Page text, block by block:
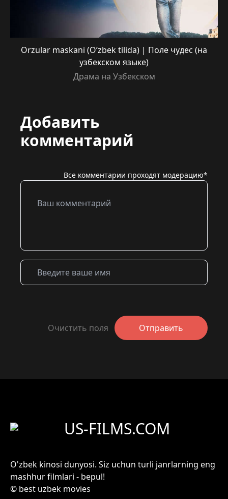
Orzular maskani (O’zbek tilida) | Поле чудес (на
узбекском языке)
Драма на Узбекском
Добавить
комментарий
Все комментарии проходят модерацию*
Очистить поля Отправить
US-FILMS.COM
O'zbek kinosi dunyosi. Siz uchun turli janrlarning eng
mashhur filmlari - bepul!
© best uzbek movies